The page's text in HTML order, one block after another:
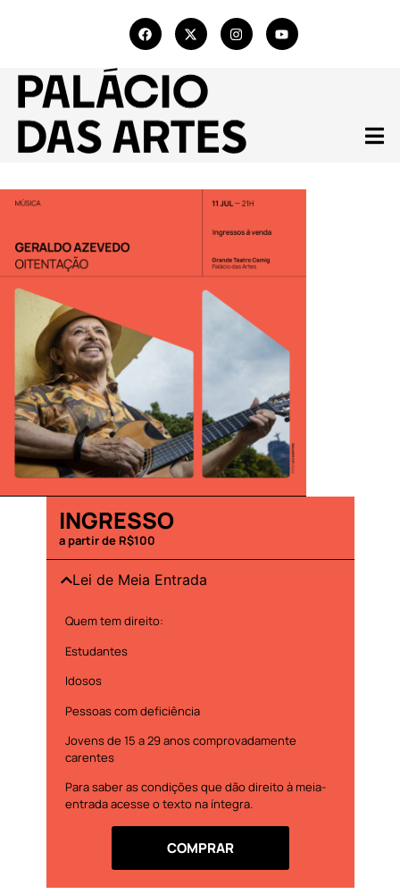
INGRESSO
a partir de R$100
Lei de Meia Entrada
Quem tem direito:
Estudantes
Idosos
Pessoas com deficiência
Jovens de 15 a 29 anos comprovadamente
carentes
Para saber as condições que dão direito à meia-
entrada acesse o texto na íntegra.
COMPRAR